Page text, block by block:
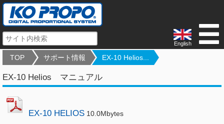
English
TOP サポート情報 EX-10 Helios...
EX-10 Helios マニュアル
EX-10 HELIOS 10.0Mbytes